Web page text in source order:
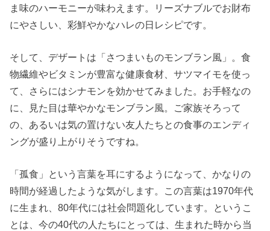
ま味のハーモニーが味わえます。リーズナブルでお財布
にやさしい、彩鮮やかなハレの日レシピです。
そして、デザートは「さつまいものモンブラン風」。食
物繊維やビタミンが豊富な健康食材、サツマイモを使っ
て、さらにはシナモンを効かせてみました。お手軽なの
に、見た目は華やかなモンブラン風。ご家族そろって
の、あるいは気の置けない友人たちとの食事のエンディ
ングが盛り上がりそうですね。
「孤食」という言葉を耳にするようになって、かなりの
時間が経過したような気がします。この言葉は1970年代
に生まれ、80年代には社会問題化しています。というこ
とは、今の40代の人たちにとっては、生まれた時から当